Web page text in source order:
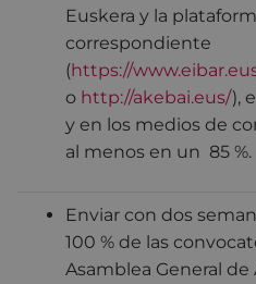
Euskera y la
correspondiente
(https://
o http://akebai.eus/),
y en los medios de
al menos en un 85 %.
Enviar con dos
100 % de las
Asamblea General de